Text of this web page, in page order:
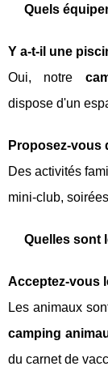
Quels
Y a-t-il une
Oui, notre
dispose d'un
Proposez-vous
Des activités
mini-club,
Quelles sont
Acceptez-vous
Les animaux
camping
du carnet de